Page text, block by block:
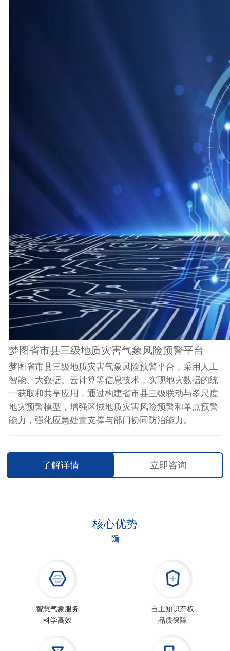
梦图省市县三级地质灾害气象风险预警平台
梦图省市县三级地质灾害气象风险预警平台，采用人工
智能、大数据、云计算等信息技术，实现地灾数据的统
一获取和共享应用，通过构建省市县三级联动与多尺度
地灾预警模型，增强区域地质灾害风险预警和单点预警
能力，强化应急处置支撑与部门协同防治能力。
了解详情 立即咨询
核心优势
智慧气象服务
科学高效
自主知识产权
品质保障